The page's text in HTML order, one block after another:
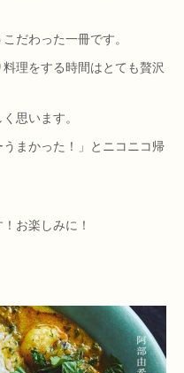
だわった一冊です。
理をする時間はとても贅沢
思います。
まかった！」とニコニコ帰
お楽しみに！